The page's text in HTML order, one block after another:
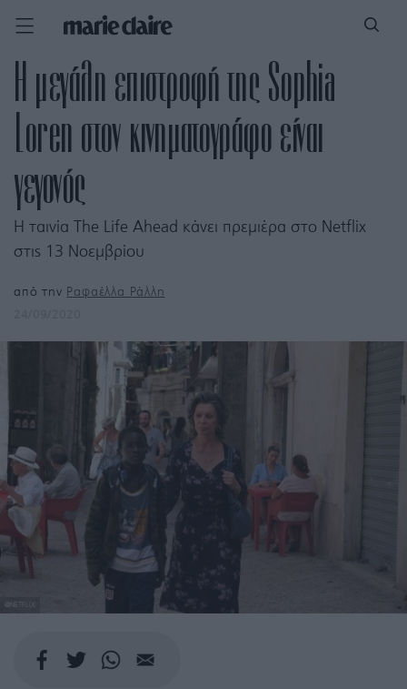
Η μεγάλη επιστροφή της Sophia
Loren στον κινηματογράφο είναι
γεγονός
Η ταινία The Life Ahead κάνει πρεμιέρα στο Netflix
στις 13 Νοεμβρίου
από την Ραφαέλλα Ράλλη
@NETFLIX